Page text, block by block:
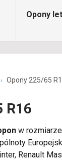
Opony
Opony 225/65
R16
w rozmiarze
Renault